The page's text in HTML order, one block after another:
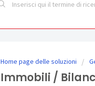
Home page delle soluzioni
Immobili /